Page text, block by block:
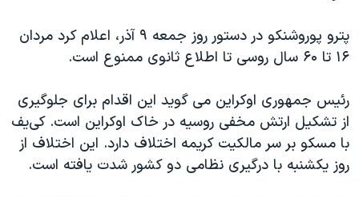
چهل سال گروگان‌گیری
قانون شفافیت دارائی کادر رهبری ایران
اعتراضات مردمی آبان ۹۸
اسرائیل در جنگ
نرگس محمدی برنده جایزه نوبل صلح
پترو پوروشنکو در دستور روز جمعه ۹ آذر، اعلام کرد مردان
۱۶ تا ۶۰ سال روسی تا اطلاع ثانوی ممنوع است.
رئیس جمهوری اوکراین می گوید این اقدام برای جلوگیری
از تشکیل ارتش مخفی روسیه در خاک اوکراین است. کی‌یف
با مسکو بر سر مالکیت کریمه اختلاف دارد. این اختلاف از
روز یکشنبه با درگیری نظامی دو کشور شدت یافته است.